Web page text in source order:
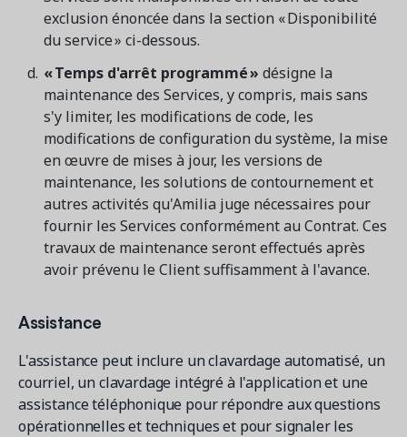
Étude de cas
exclusion énoncée dans la section « Disponibilité
du service » ci-dessous.
« Temps d'arrêt programmé » désigne la
maintenance des Services, y compris, mais sans
s'y limiter, les modifications de code, les
modifications de configuration du système, la mise
en œuvre de mises à jour, les versions de
maintenance, les solutions de contournement et
autres activités qu'Amilia juge nécessaires pour
fournir les Services conformément au Contrat. Ces
travaux de maintenance seront effectués après
avoir prévenu le Client suffisamment à l'avance.
Assistance
L'assistance peut inclure un clavardage automatisé, un
courriel, un clavardage intégré à l'application et une
assistance téléphonique pour répondre aux questions
opérationnelles et techniques et pour signaler les